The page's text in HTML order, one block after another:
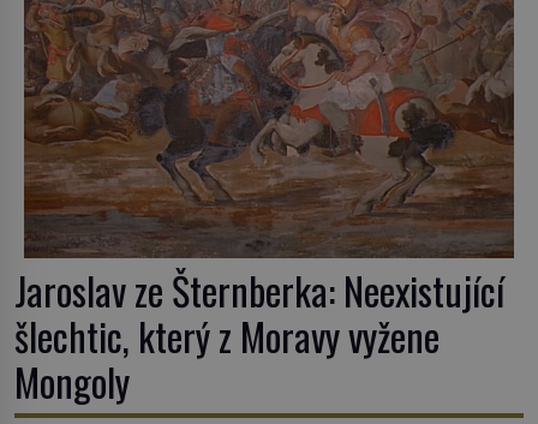
Jaroslav ze Šternberka: Neexistující
šlechtic, který z Moravy vyžene
Mongoly